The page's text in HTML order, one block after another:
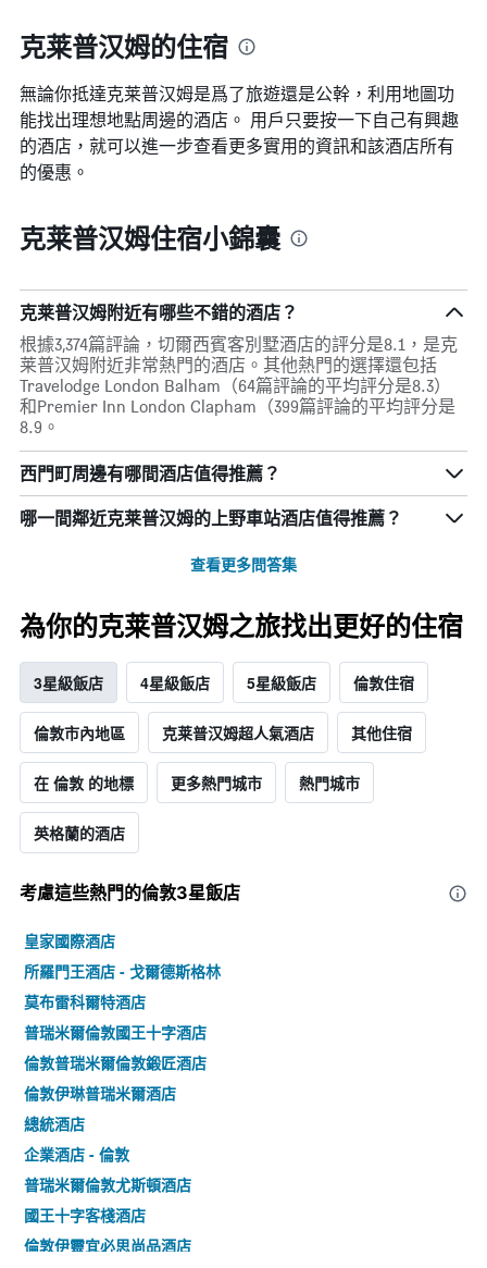
克莱普汉姆的住宿
無論你抵達克莱普汉姆​是爲了旅遊還是公幹，利用地圖功
能找出理想地點周邊的酒店。 用戶只要按一下自己有興趣
的酒店，就可以進一步查看更多實用的資訊和該酒店所有
的優惠。
克莱普汉姆住宿小錦囊
克莱普汉姆附近有哪些不錯的酒店？
根據3,374篇評論，切爾西賓客別墅酒店的評分是8.1，是克
莱普汉姆附近非常熱門的酒店。其他熱門的選擇還包括
Travelodge London Balham（64篇評論的平均評分是8.3）
和Premier Inn London Clapham（399篇評論的平均評分是
8.9。
西門町周邊有哪間酒店值得推薦？
哪一間鄰近克莱普汉姆的上野車站酒店值得推薦？
查看更多問答集
為你的克莱普汉姆之旅找出更好的住宿
3星級飯店 4星級飯店 5星級飯店 倫敦住宿
倫敦市內地區 克莱普汉姆超人氣酒店 其他住宿
在 倫敦 的地標 更多熱門城市 熱門城市
英格蘭的酒店
考慮這些熱門的倫敦3星​飯店
皇家國際酒店
所羅門王酒店 - 戈爾德斯格林
莫布雷科爾特酒店
普瑞米爾倫敦國王十字酒店
倫敦普瑞米爾倫敦鍛匠酒店
倫敦伊琳普瑞米爾酒店
總統酒店
企業酒店 - 倫敦
普瑞米爾倫敦尤斯頓酒店
國王十字客棧酒店
倫敦伊靈宜必思尚品酒店